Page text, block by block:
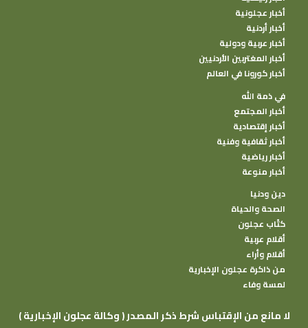
أخبار عجلونية
أخبار أردنية
أخبار عربية ودولية
أخبار المغتربين الأردنيين
أخبار كورونا في العالم
في ذمة الله
أخبار المجتمع
أخبار إقتصادية
أخبار ثقافية وفنية
أخبار رياضية
أخبار منوعة
دين ودنيا
الصحة والحياة
كتًاب عجلون
أقلام عربية
أقلام وأراء
من ذاكرة عجلون الإخبارية
لمسة وفاء
( وكالة عجلون الإخبارية ) لا مانع من الإقتباس شرط ذكر المصدر